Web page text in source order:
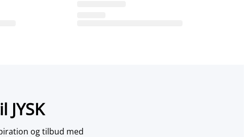
og tilbud med